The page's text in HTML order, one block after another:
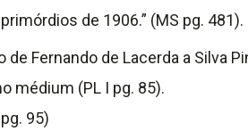
de 1906.” (MS pg. 481).
Fernando de Lacerda a Silva
médium (PL I pg. 85).
95)